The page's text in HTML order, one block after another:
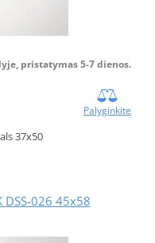
pristatymas 5-7 dienos.
Palyginkite
37x50
DSS-026 45x58